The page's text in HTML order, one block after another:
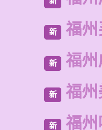
新 福
新 福
新 福
新 福